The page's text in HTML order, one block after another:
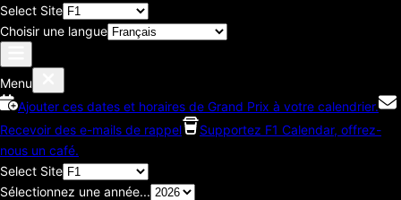
Select Site
Choisir une langue
Menu
Ajouter ces dates et horaires de Grand Prix à votre calendrier.
Recevoir des e-mails de rappel
Supportez F1 Calendar, offrez-
nous un café.
Select Site
Sélectionnez une année...